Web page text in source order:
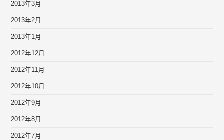
2013年3月
2013年2月
2013年1月
2012年12月
2012年11月
2012年10月
2012年9月
2012年8月
2012年7月